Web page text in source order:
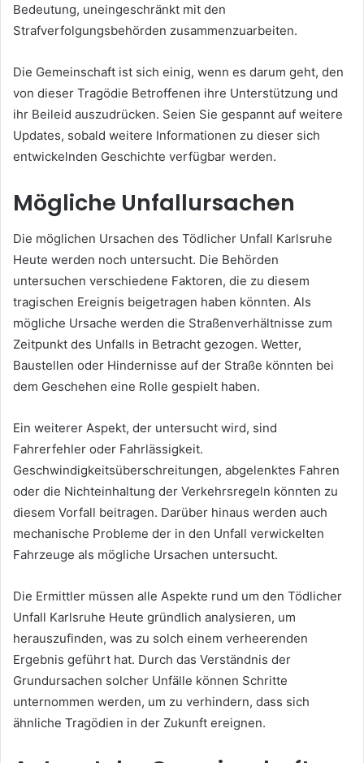
Bedeutung, uneingeschränkt mit den
Strafverfolgungsbehörden zusammenzuarbeiten.
Die Gemeinschaft ist sich einig, wenn es darum geht, den
von dieser Tragödie Betroffenen ihre Unterstützung und
ihr Beileid auszudrücken. Seien Sie gespannt auf weitere
Updates, sobald weitere Informationen zu dieser sich
entwickelnden Geschichte verfügbar werden.
Mögliche Unfallursachen
Die möglichen Ursachen des Tödlicher Unfall Karlsruhe
Heute werden noch untersucht. Die Behörden
untersuchen verschiedene Faktoren, die zu diesem
tragischen Ereignis beigetragen haben könnten. Als
mögliche Ursache werden die Straßenverhältnisse zum
Zeitpunkt des Unfalls in Betracht gezogen. Wetter,
Baustellen oder Hindernisse auf der Straße könnten bei
dem Geschehen eine Rolle gespielt haben.
Ein weiterer Aspekt, der untersucht wird, sind
Fahrerfehler oder Fahrlässigkeit.
Geschwindigkeitsüberschreitungen, abgelenktes Fahren
oder die Nichteinhaltung der Verkehrsregeln könnten zu
diesem Vorfall beitragen. Darüber hinaus werden auch
mechanische Probleme der in den Unfall verwickelten
Fahrzeuge als mögliche Ursachen untersucht.
Die Ermittler müssen alle Aspekte rund um den Tödlicher
Unfall Karlsruhe Heute gründlich analysieren, um
herauszufinden, was zu solch einem verheerenden
Ergebnis geführt hat. Durch das Verständnis der
Grundursachen solcher Unfälle können Schritte
unternommen werden, um zu verhindern, dass sich
ähnliche Tragödien in der Zukunft ereignen.